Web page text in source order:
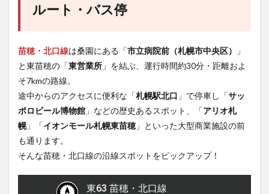
ルート・バス停
苗穂・北口線は桑園にある「市立病院前（札幌市中央区）
」
と東苗穂の「東営業所 」を結ぶ、運行時間約30分・距離およ
そ7kmの路線。
途中からのアクセスに便利な「札幌駅北口 」で停車し「サッ
ポロビール博物館 」などの歴史あるスポット、「アリオ札
幌」「イオンモール札幌東苗穂」といった大型商業施設の前
も通ります。
そんな苗穂・北口線の沿線スポットをピックアップ！